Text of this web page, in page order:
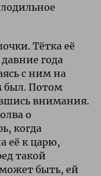
Тётка её
года
с ним на
был. Потом
внимания.
о
когда
её к царю,
такой
быть, ей